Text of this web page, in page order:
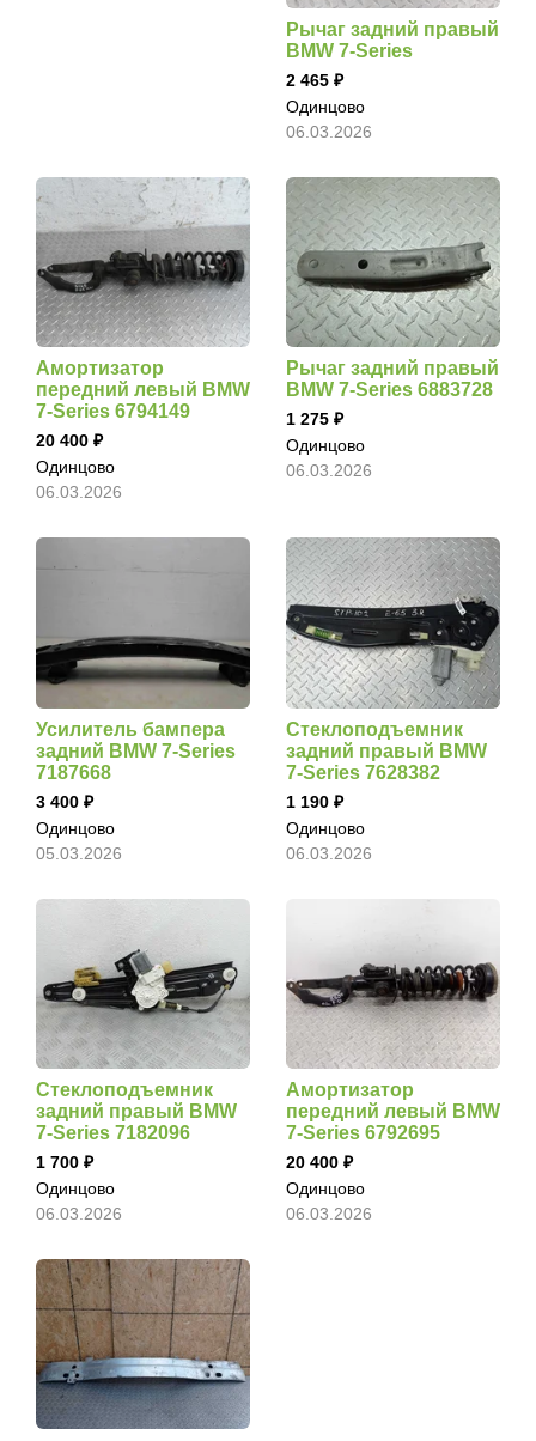
Рычаг задний правый
BMW 7-Series
2 465
Одинцово
06.03.2026
Амортизатор
передний левый BMW
7-Series 6794149
20 400
Одинцово
06.03.2026
Рычаг задний правый
BMW 7-Series 6883728
1 275
Одинцово
06.03.2026
Усилитель бампера
задний BMW 7-Series
7187668
3 400
Одинцово
05.03.2026
Стеклоподъемник
задний правый BMW
7-Series 7628382
1 190
Одинцово
06.03.2026
Стеклоподъемник
задний правый BMW
7-Series 7182096
1 700
Одинцово
06.03.2026
Амортизатор
передний левый BMW
7-Series 6792695
20 400
Одинцово
06.03.2026